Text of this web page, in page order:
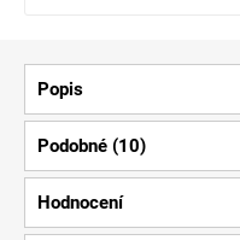
Popis
Podobné (10)
Hodnocení